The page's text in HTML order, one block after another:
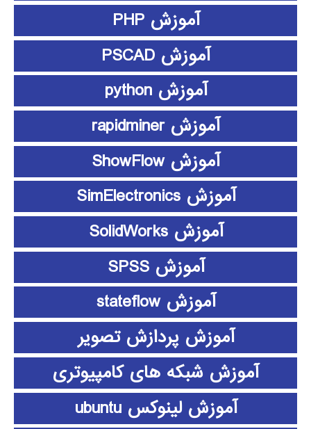
آموزش PHP
آموزش PSCAD
آموزش python
آموزش rapidminer
آموزش ShowFlow
آموزش SimElectronics
آموزش SolidWorks
آموزش SPSS
آموزش stateflow
آموزش پردازش تصویر
آموزش شبکه های کامپیوتری
آموزش لینوکس ubuntu